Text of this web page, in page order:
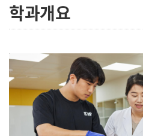
학과개요